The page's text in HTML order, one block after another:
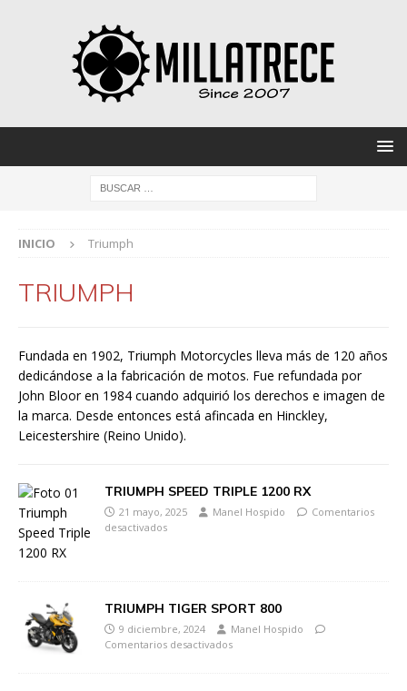
INICIO Triumph
TRIUMPH
Fundada en 1902, Triumph Motorcycles lleva más de 120 años
dedicándose a la fabricación de motos. Fue refundada por
John Bloor en 1984 cuando adquirió los derechos e imagen de
la marca. Desde entonces está afincada en Hinckley,
Leicestershire (Reino Unido).
TRIUMPH SPEED TRIPLE 1200 RX
21 mayo, 2025 Manel Hospido
Comentarios
desactivados
TRIUMPH TIGER SPORT 800
9 diciembre, 2024
Manel Hospido
Comentarios desactivados